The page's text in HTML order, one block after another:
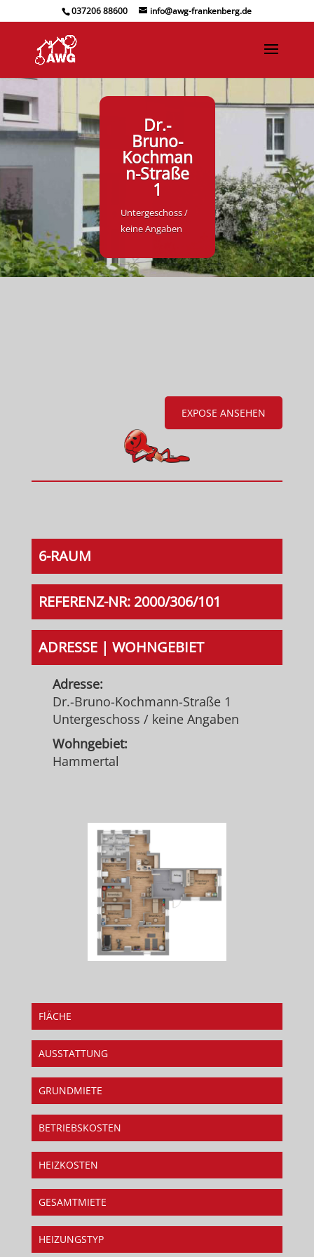
037206 88600 info@awg-frankenberg.de
Dr.-
Bruno-
Kochman
n-Straße
1
Untergeschoss /
keine Angaben
EXPOSE ANSEHEN
6-RAUM
REFERENZ-NR: 2000/306/101
ADRESSE | WOHNGEBIET
Adresse:
Dr.-Bruno-Kochmann-Straße 1
Untergeschoss / keine Angaben
Wohngebiet:
Hammertal
FlÄCHE
AUSSTATTUNG
GRUNDMIETE
BETRIEBSKOSTEN
HEIZKOSTEN
GESAMTMIETE
HEIZUNGSTYP